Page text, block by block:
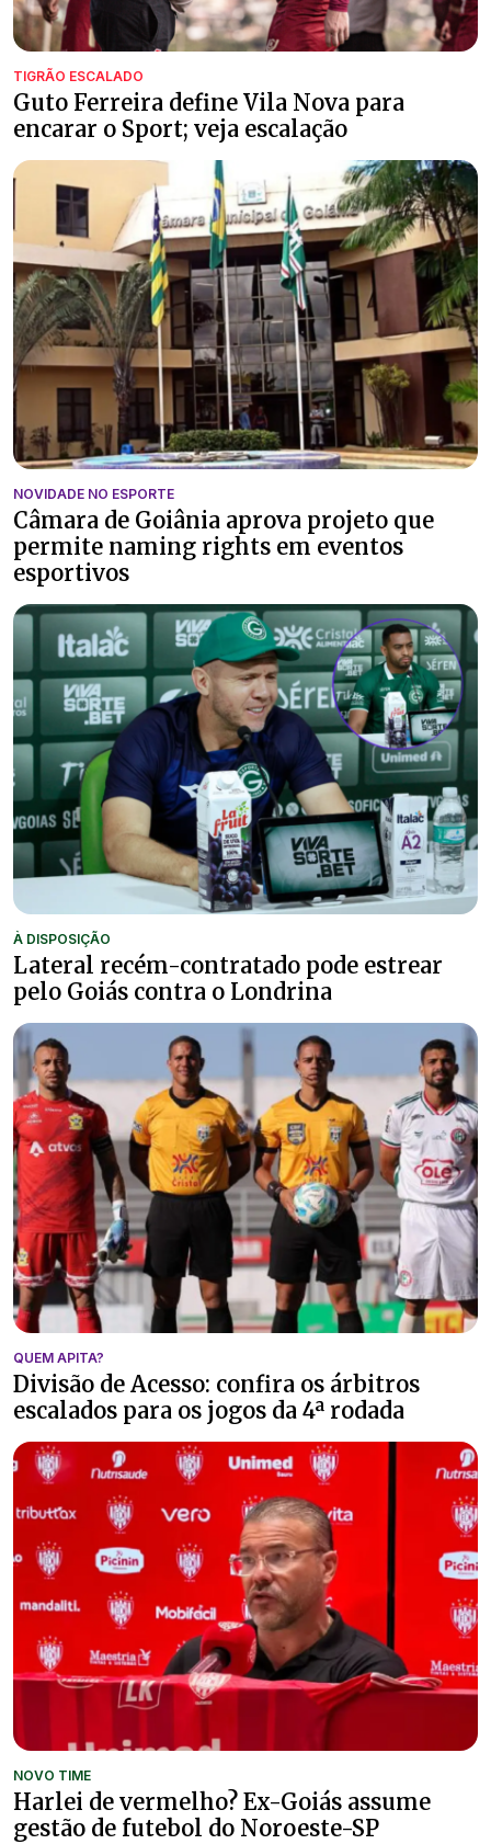
TIGRÃO ESCALADO
Guto Ferreira define Vila Nova para
encarar o Sport; veja escalação
NOVIDADE NO ESPORTE
Câmara de Goiânia aprova projeto que
permite naming rights em eventos
esportivos
À DISPOSIÇÃO
Lateral recém-contratado pode estrear
pelo Goiás contra o Londrina
QUEM APITA?
Divisão de Acesso: confira os árbitros
escalados para os jogos da 4ª rodada
NOVO TIME
Harlei de vermelho? Ex-Goiás assume
gestão de futebol do Noroeste-SP